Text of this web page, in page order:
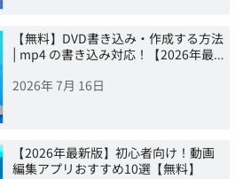
【無料】DVD書き込み・作成する方法
| mp4 の書き込み対応！【2026年最…
2026年 7月 16日
【2026年最新版】初心者向け！動画
編集アプリおすすめ10選【無料】